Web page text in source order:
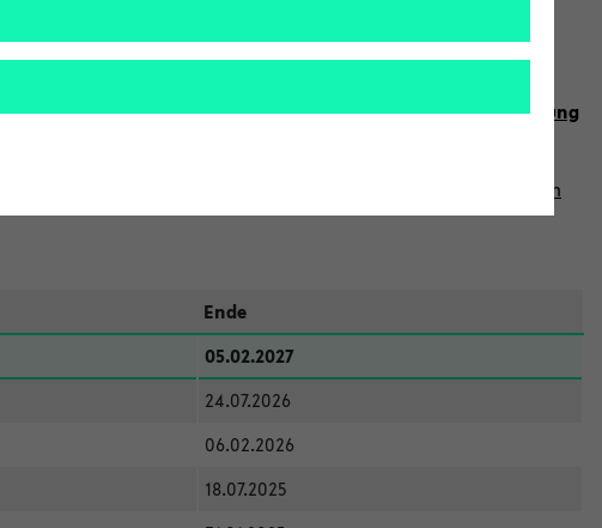
Sie auch die weiteren Termine imKalender der Lehrplanung
finden
Ende
05.02.2027
24.07.2026
06.02.2026
18.07.2025